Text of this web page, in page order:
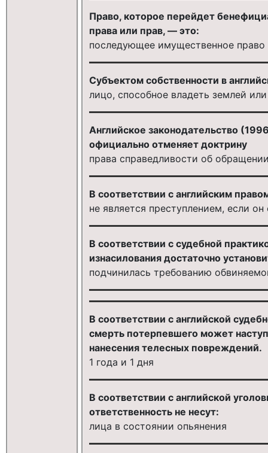
Право, которое перейдет
права или прав, — это:
последующее имущественное право
Субъектом собственности в
лицо, способное владеть землей
Английское законодательство
официально отменяет доктрину
права справедливости об
В соответствии с английским
не является преступлением, если
В соответствии с судебной
изнасилования достаточно
подчинилась требованию
В соответствии с английской
смерть потерпевшего может
нанесения телесных повреждений.
1 года и 1 дня
В соответствии с английской
ответственность не несут:
лица в состоянии опьянения